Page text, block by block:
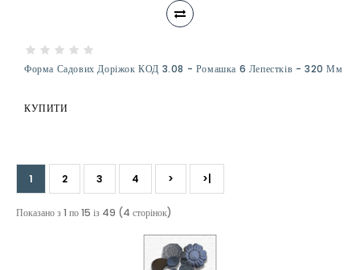
Форма Садових Доріжок КОД 3.08 - Ромашка 6 Лепестків - 320 Мм
КУПИТИ
1 2 3 4 > >|
Показано з 1 по 15 із 49 (4 сторінок)